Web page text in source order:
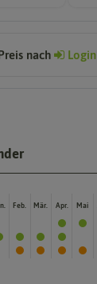
nach Login
Feb. Mär. Apr. Mai